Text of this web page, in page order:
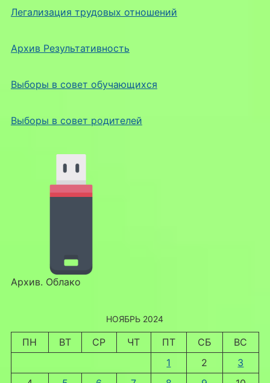
Легализация трудовых отношений
Архив Результативность
Выборы в совет обучающихся
Выборы в совет родителей
Архив. Облако
НОЯБРЬ 2024
ПН ВТ СР ЧТ ПТ СБ
ВС
1
2
3